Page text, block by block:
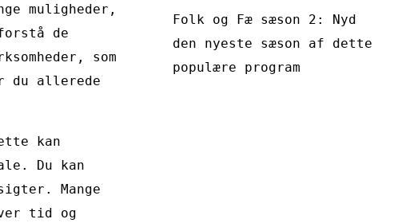
muligheder,
de
som
du allerede
kan
Du kan
Mange
tid og
Folk og Fæ sæson 2: Nyd
den nyeste sæson af dette
populære program